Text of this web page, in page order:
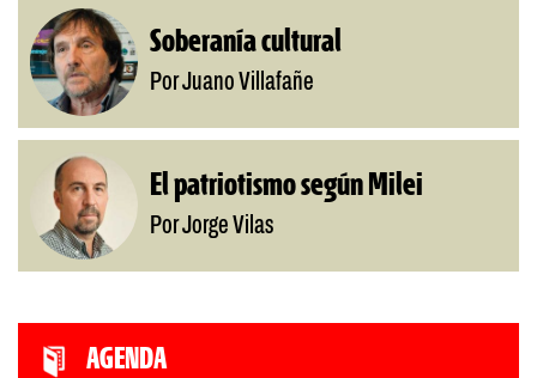
Soberanía cultural
Por Juano Villafañe
El patriotismo según Milei
Por Jorge Vilas
AGENDA